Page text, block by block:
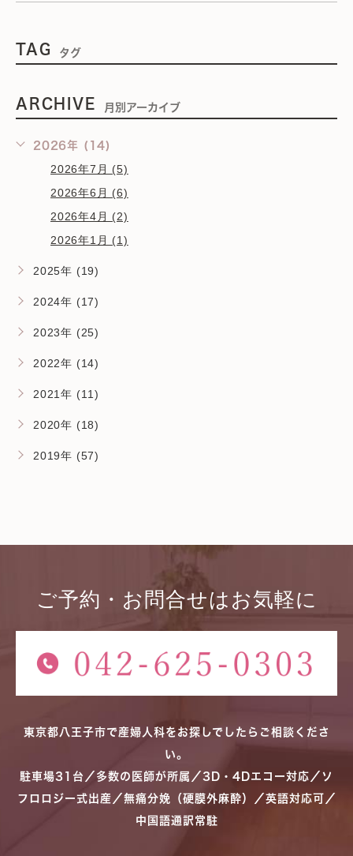
TAG タグ
ARCHIVE 月別アーカイブ
2026年 (14)
2026年7月 (5)
2026年6月 (6)
2026年4月 (2)
2026年1月 (1)
2025年 (19)
2024年 (17)
2023年 (25)
2022年 (14)
2021年 (11)
2020年 (18)
2019年 (57)
ご予約・お問合せはお気軽に
東京都八王子市で産婦人科をお探しでしたらご相談くださ
い。
駐車場31台／多数の医師が所属／3D・4Dエコー対応／ソ
フロロジー式出産／無痛分娩（硬膜外麻酔）／英語対応可／
中国語通訳常駐